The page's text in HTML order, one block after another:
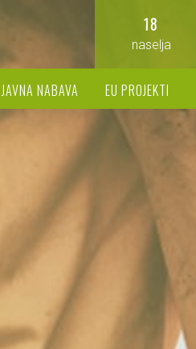
18
naselja
JAVNA NABAVA EU PROJEKTI